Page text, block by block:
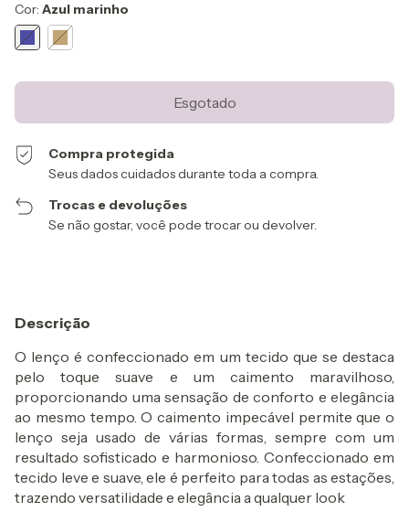
Cor: Azul marinho
Compra protegida
Seus dados cuidados durante toda a compra.
Trocas e devoluções
Se não gostar, você pode trocar ou devolver.
Descrição
O lenço é confeccionado em um tecido que se destaca
pelo toque suave e um caimento maravilhoso,
proporcionando uma sensação de conforto e elegância
ao mesmo tempo. O caimento impecável permite que o
lenço seja usado de várias formas, sempre com um
resultado sofisticado e harmonioso. Confeccionado em
tecido leve e suave, ele é perfeito para todas as estações,
trazendo versatilidade e elegância a qualquer look